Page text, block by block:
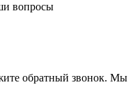
вопросы
обратный звонок. Мы